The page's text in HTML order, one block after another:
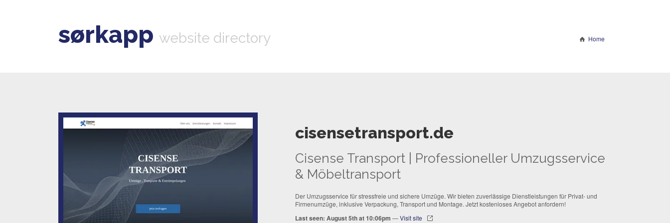
sørkapp website directory Home
cisensetransport.de
Cisense Transport | Professioneller Umzugsservice
& Möbeltransport
Der Umzugsservice für stressfreie und sichere Umzüge. Wir bieten zuverlässige Dienstleistungen für Privat- und
Firmenumzüge, inklusive Verpackung, Transport und Montage. Jetzt kostenloses Angebot anfordern!
Last seen: August 5th at 10:06pm —Visit site